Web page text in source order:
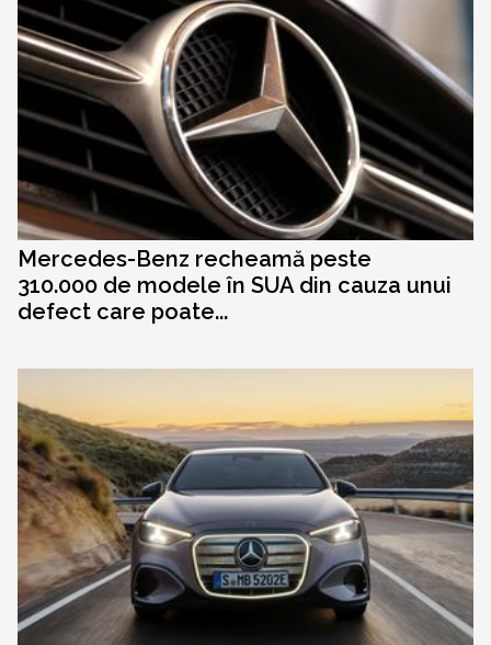
Mercedes-Benz recheamă peste
310.000 de modele în SUA din cauza unui
defect care poate...